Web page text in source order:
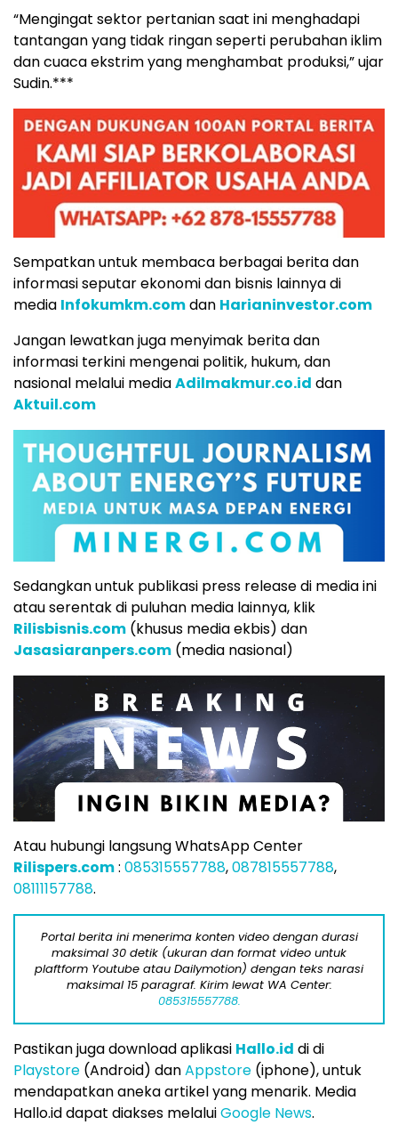
“Mengingat sektor pertanian saat ini menghadapi
tantangan yang tidak ringan seperti perubahan iklim
dan cuaca ekstrim yang menghambat produksi,” ujar
Sudin.***
Sempatkan untuk membaca berbagai berita dan
informasi seputar ekonomi dan bisnis lainnya di
media Infokumkm.comdan Harianinvestor.com
Jangan lewatkan juga menyimak berita dan
informasi terkini mengenai politik, hukum, dan
nasional melalui mediaAdilmakmur.co.id dan
Aktuil.com
Sedangkan untuk publikasi press release di media ini
atau serentak di puluhan media lainnya, klik
Rilisbisnis.com (khusus media ekbis) dan
Jasasiaranpers.com (media nasional)
Atau hubungi langsung WhatsApp Center
Rilispers.com: 085315557788,087815557788,
08111157788.
Portal berita ini menerima konten video dengan durasi
maksimal 30 detik (ukuran dan format video untuk
plaftform Youtube atau Dailymotion) dengan teks narasi
maksimal 15 paragraf. Kirim lewat WA Center:
085315557788.
Pastikan juga download aplikasi Hallo.id di di
Playstore (Android) danAppstore (iphone), untuk
mendapatkan aneka artikel yang menarik. Media
Hallo.id dapat diakses melaluiGoogle News.